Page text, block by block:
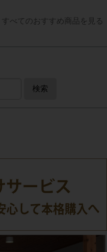
すべてのおすすめ商品を見る
検索